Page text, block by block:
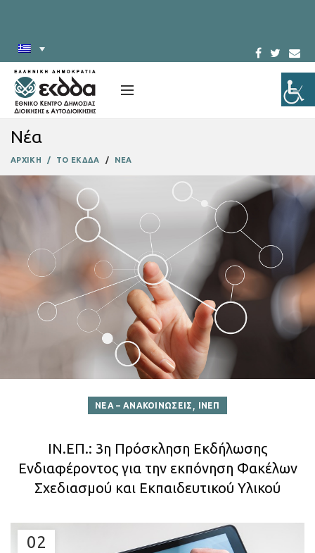
Νέα
ΑΡΧΙΚΗ ΤΟ ΕΚΔΔΑ ΝΕΑ
ΝΕΑ – ΑΝΑΚΟΙΝΩΣΕΙΣ , ΙΝΕΠ
ΙΝ.ΕΠ.: 3η Πρόσκληση Εκδήλωσης
Ενδιαφέροντος για την εκπόνηση Φακέλων
Σχεδιασμού και Εκπαιδευτικού Υλικού
02